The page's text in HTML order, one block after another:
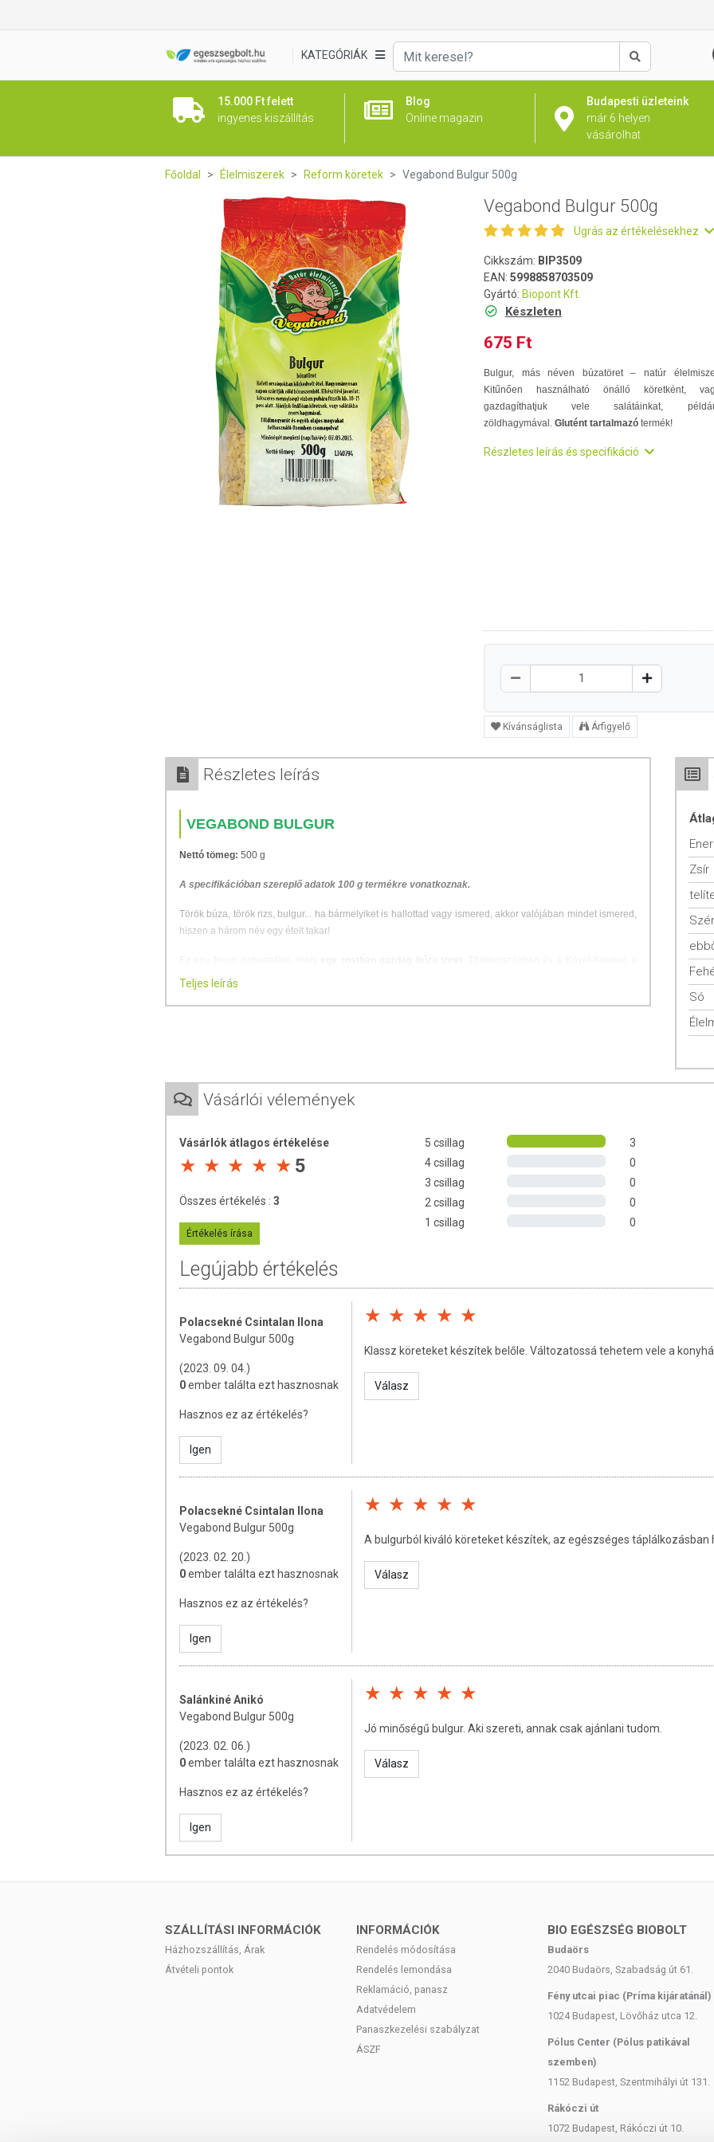
KATEGÓRIÁK
Keresés
15.000 Ft felett
ingyenes kiszállítás
Blog
Online magazin
Budapesti üzleteink
már 6 helyen
vásárolhat
Főoldal Élelmiszerek Reform köretek Vegabond Bulgur 500g
Vegabond Bulgur 500g
Ugrás az értékelésekhez
Cikkszám: BIP3509
EAN: 5998858703509
Gyártó: Biopont Kft.
Készleten
675 Ft
Bulgur, más néven búzatöret – natúr
Kitűnően használható önálló köretként,
gazdagíthatjuk vele salátáinkat,
zöldhagymával. Glutént tartalmazó termék!
Részletes leírás és specifikáció
Kívánságlista Árfigyelő
Részletes leírás
VEGABOND BULGUR
Nettó tömeg: 500 g
A specifikációban szereplő adatok 100 g termékre vonatkoznak.
Török búza, török rizs, bulgur... ha bármelyiket is hallottad vagy ismered, akkor valójában mindet ismered,
hiszen a három név egy ételt takar!
legnépszerűbb, de fogyasztják Dél-Európában, Indiában és egyre gyakrabban hazánkban is. A
A Vegabond natúrélelmiszerek megbízhatóságát a Biopont minőség ellenőrzési rendszere
garantálja.
FELHASZNÁLÁSI INFORMÁCIÓK
Kétszeres mennyiségű vízben 10-15 perc alatt puhára főzzük. Ajánljuk önállóan köretnek vagy salátának.
ÖSSZETÉTEL
Összetevők:előfőzött tört búzaszemek.
Allergénfigyelmeztetés:Glutén
Energia: 1.688 kJ / 400.0 KCAL
Zsír: 1.3 g
amelyből telített zsírsavak: 0.2 g
Szénhidrát: 76.0 g
amelyből cukrok: 0.4 g
TOVÁBBI TUDNIVALÓK A TERMÉKRŐL
Tárolás:Száraz, hűvös helyen tárolandó.
BOPP műanyag
Forgalmazza:Biopont Kft.
Szeretnénk felhívni azonban a figyelmet, hogy ennek ellenére a webshopon szereplő adatok (beleértve a
termékfotókat, tápérték-, összetétel-, és allergén információkat is) csak tájékoztató jellegűek, a tényleges
értékek eltérhetnek az élelmiszerek természetéből adódóan. A friss, aktuális információkat a termékek
Teljes leírás
Zsír
Só
Vásárlói vélemények
Vásárlók átlagos értékelése
5
Összes értékelés : 3
Értékelés írása
5 csillag
3
4 csillag
0
3 csillag
0
2 csillag
0
1 csillag
0
Legújabb értékelés
Polacsekné Csintalan Ilona
Vegabond Bulgur 500g
(2023. 09. 04.)
0ember találta ezt hasznosnak
Hasznos ez az értékelés?
Igen
Klassz köreteket készítek belőle. Változatossá tehetem vele a
Válasz
Polacsekné Csintalan Ilona
Vegabond Bulgur 500g
(2023. 02. 20.)
0ember találta ezt hasznosnak
Hasznos ez az értékelés?
Igen
A bulgurból kiváló köreteket készítek, az egészséges táplálkozásban
Válasz
Salánkiné Anikó
Vegabond Bulgur 500g
(2023. 02. 06.)
0ember találta ezt hasznosnak
Hasznos ez az értékelés?
Igen
Jó minőségű bulgur. Aki szereti, annak csak ajánlani tudom.
Válasz
SZÁLLÍTÁSI INFORMÁCIÓK
Házhozszállítás, Árak
Átvételi pontok
INFORMÁCIÓK
Rendelés módosítása
Rendelés lemondása
Reklamáció, panasz
Adatvédelem
Panaszkezelési szabályzat
ÁSZF
BIO EGÉSZSÉG BIOBOLT
Budaörs
2040 Budaörs, Szabadság út 61.
Fény utcai piac (Príma kijáratánál)
1024 Budapest, Lövőház utca 12.
Pólus Center (Pólus patikával
szemben)
1152 Budapest, Szentmihályi út 131.
Rákóczi út
1072 Budapest, Rákóczi út 10.